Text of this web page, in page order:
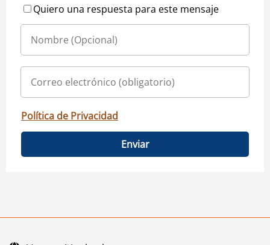
Quiero una respuesta para este mensaje
Política de Privacidad
Enviar